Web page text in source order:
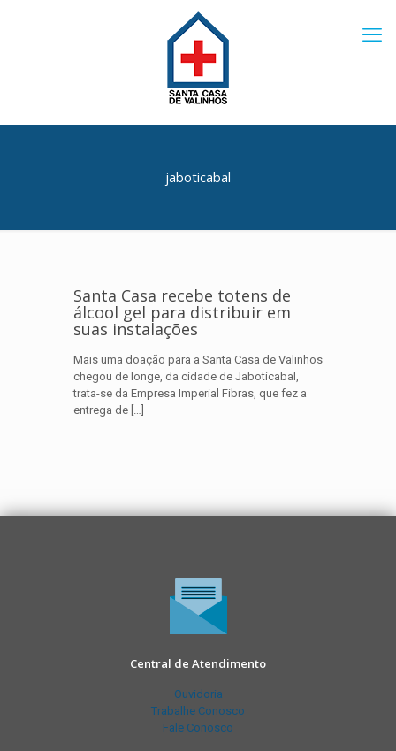
jaboticabal
Santa Casa recebe totens de
álcool gel para distribuir em
suas instalações
Mais uma doação para a Santa Casa de Valinhos
chegou de longe, da cidade de Jaboticabal,
trata-se da Empresa Imperial Fibras, que fez a
entrega de […]
Central de Atendimento
Ouvidoria
Trabalhe Conosco
Fale Conosco